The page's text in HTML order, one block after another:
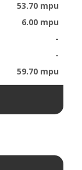
53.70 mpu
6.00 mpu
-
-
59.70 mpu